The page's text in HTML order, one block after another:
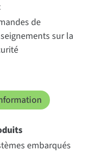
de
sur la
embarqués